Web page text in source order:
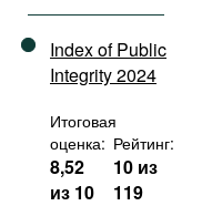
Index of Public
Integrity 2024
Итоговая
оценка:
8,52
из 10
Рейтинг:
10 из
119